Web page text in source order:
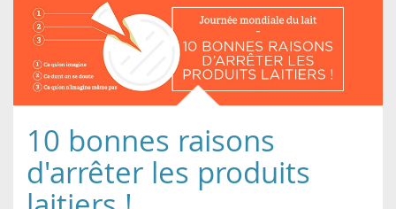
scientifique
10 bonnes raisons
d'arrêter les produits